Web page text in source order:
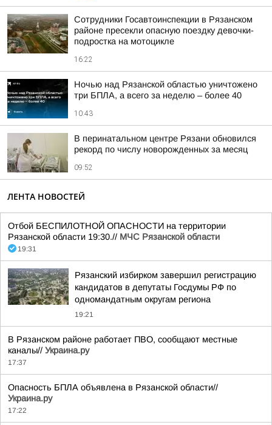
Сотрудники Госавтоинспекции в Рязанском
районе пресекли опасную поездку девочки-
подростка на мотоцикле
16:22
Ночью над Рязанской областью уничтожено
три БПЛА, а всего за неделю – более 40
10:43
В перинатальном центре Рязани обновился
рекорд по числу новорожденных за месяц
09:52
ЛЕНТА НОВОСТЕЙ
Отбой БЕСПИЛОТНОЙ ОПАСНОСТИ на территории
Рязанской области 19:30.// МЧС Рязанской области
19:31
Рязанский избирком завершил регистрацию
кандидатов в депутаты Госдумы РФ по
одномандатным округам региона
19:21
В Рязанском районе работает ПВО, сообщают местные
каналы// Украина.ру
17:37
Опасность БПЛА объявлена в Рязанской области//
Украина.ру
17:22